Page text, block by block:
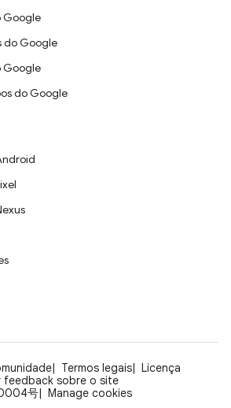
Google
do Google
Google
do Google
Termos legais
Licença
feedback sobre o site
号
Manage cookies